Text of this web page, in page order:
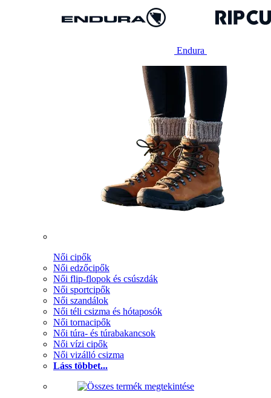
Endura
Női cipők
Női edzőcipők
Női flip-flopok és csúszdák
Női sportcipők
Női szandálok
Női téli csizma és hótaposók
Női tornacipők
Női túra- és túrabakancsok
Női vízi cipők
Női vizálló csizma
Láss többet...